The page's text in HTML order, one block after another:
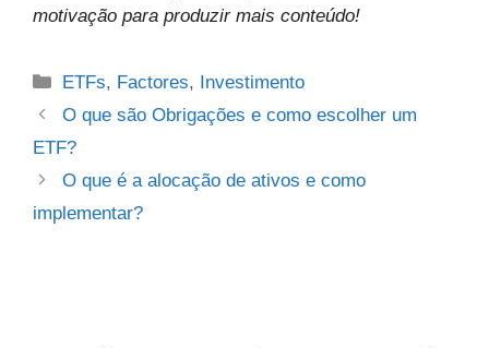
motivação para produzir mais conteúdo!
Categories
ETFs, Factores, Investimento
O que são Obrigações e como escolher um
ETF?
O que é a alocação de ativos e como
implementar?